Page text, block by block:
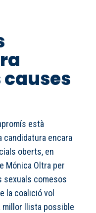
està
candidatura encara
oberts, en
Mónica Oltra per
sexuals comesos
la coalició vol
millor llista possible